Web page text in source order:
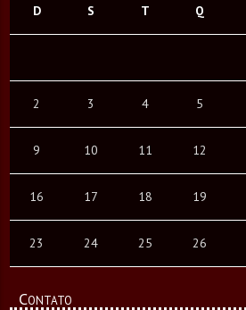
D S T Q
2 3 4 5
9 10 11 12
16 17 18 19
23 24 25 26
Contato